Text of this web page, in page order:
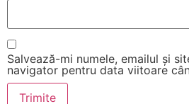
Salvează-mi numele, emailul și
navigator pentru data viitoare